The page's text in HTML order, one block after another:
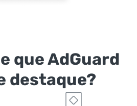
que AdGuard
destaque?